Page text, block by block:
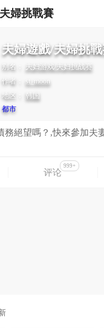
婦挑戰賽
夫婦遊戲/夫婦挑
别名：
夫妇游戏/夫妇挑战赛
作者： st. moon
地区： 韩国
都市
務絕望嗎？,快來參加夫
评论
999+